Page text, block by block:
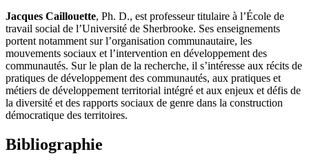
Jacques Caillouette, Ph. D., est professeur titulaire à l’École de
travail social de l’Université de Sherbrooke. Ses enseignements
portent notamment sur l’organisation communautaire, les
mouvements sociaux et l’intervention en développement des
communautés. Sur le plan de la recherche, il s’intéresse aux récits de
pratiques de développement des communautés, aux pratiques et
métiers de développement territorial intégré et aux enjeux et défis de
la diversité et des rapports sociaux de genre dans la construction
démocratique des territoires.
Bibliographie